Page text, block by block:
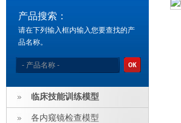
产品搜索：
请在下列输入框内输入您要查找的产
品名称。
临床技能训练模型
各内窥镜检查模型